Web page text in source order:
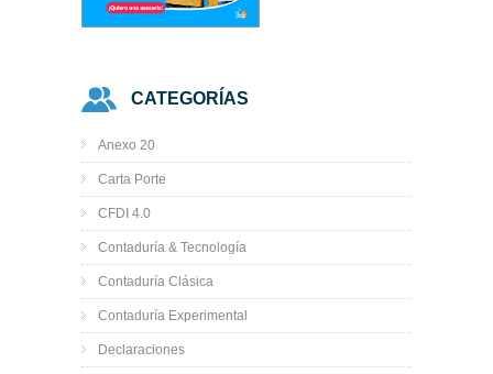
CATEGORÍAS
Anexo 20
Carta Porte
CFDI 4.0
Contaduría & Tecnología
Contaduría Clásica
Contaduría Experimental
Declaraciones